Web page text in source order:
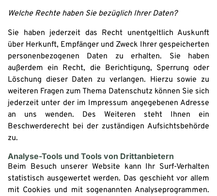
Welche Rechte haben Sie bezüglich Ihrer Daten?
Sie haben jederzeit das Recht unentgeltlich Auskunft
über Herkunft, Empfänger und Zweck Ihrer gespeicherten
personenbezogenen Daten zu erhalten. Sie haben
außerdem ein Recht, die Berichtigung, Sperrung oder
Löschung dieser Daten zu verlangen. Hierzu sowie zu
weiteren Fragen zum Thema Datenschutz können Sie sich
jederzeit unter der im Impressum angegebenen Adresse
an uns wenden. Des Weiteren steht Ihnen ein
Beschwerderecht bei der zuständigen Aufsichtsbehörde
zu.
Analyse-Tools und Tools von Drittanbietern
Beim Besuch unserer Website kann Ihr Surf-Verhalten
statistisch ausgewertet werden. Das geschieht vor allem
mit Cookies und mit sogenannten Analyseprogrammen.